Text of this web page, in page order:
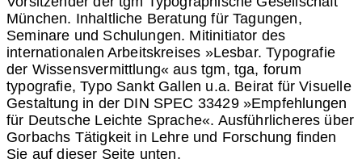
München. Inhaltliche Beratung für Tagungen,
Seminare und Schulungen. Mitinitiator des
internationalen Arbeitskreises »Lesbar. Typografie
der Wissensvermittlung« aus tgm, tga, forum
typografie, Typo Sankt Gallen u.a. Beirat für Visuelle
Gestaltung in der DIN SPEC 33429 »Empfehlungen
für Deutsche Leichte Sprache«. Ausführlicheres über
Gorbachs Tätigkeit in Lehre und Forschung finden
Sie auf dieser Seite unten.